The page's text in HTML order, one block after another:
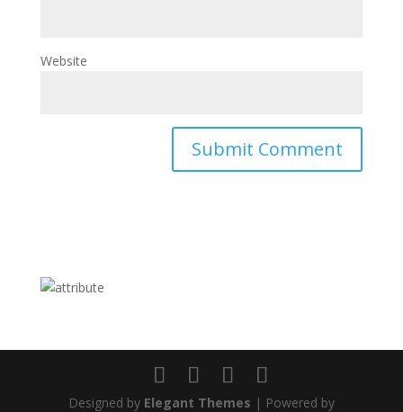
Website
Designed by Elegant Themes | Powered by